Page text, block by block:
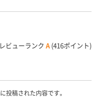
レビューランク A (416ポイント)
投稿された内容です。